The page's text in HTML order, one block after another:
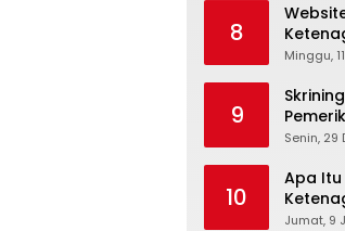
JKN-KIS
8
Minggu,
9
Daftar
Senin, 29
10
Apa Itu
Jumat, 9